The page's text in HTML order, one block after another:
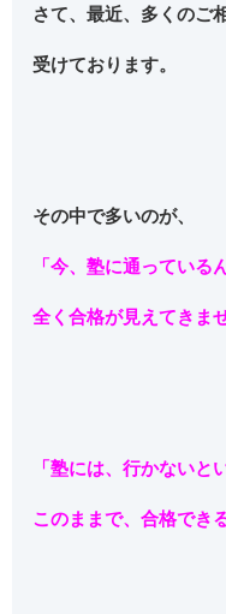
さて、最近、多くのご
受けております。
その中で多いのが、
「今、塾に通っている
全く合格が見えてきま
「塾には、行かないと
このままで、合格でき